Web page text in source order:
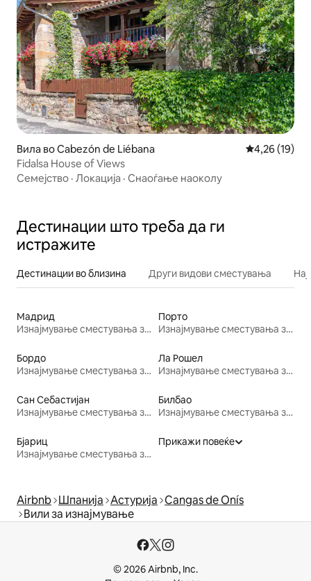
Вила во Cabezón de Liébana Просечна
4,26 (19)
Fidalsa House of Views
Семејство · Локација · Снаоѓање наоколу
Дестинации што треба да ги
истражите
Дестинации во близина Други видови сместувања
Мадрид
Изнајмување сместувања за одмор
Порто
Изнајмување сместувања за одмор
Бордо
Изнајмување сместувања за одмор
Ла Рошел
Изнајмување сместувања за одмор
Сан Себастијан
Изнајмување сместувања за одмор
Билбао
Изнајмување сместувања за одмор
Бјариц
Изнајмување сместувања за одмор
Прикажи повеќе
Airbnb Шпанија Астурија Cangas de Onís
Вили за изнајмување
© 2026 Airbnb, Inc.